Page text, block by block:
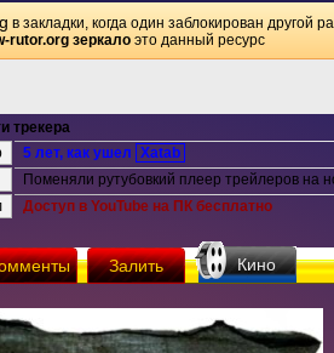
в закладки, когда один заблокирован другой
rutor.org зеркало это данный ресурс
трекера
5 лет, как ушел Xatab
Поменяли рутубовкий плеер трейлеров на
Доступ в YouTube на ПК бесплатно
Залить Кино